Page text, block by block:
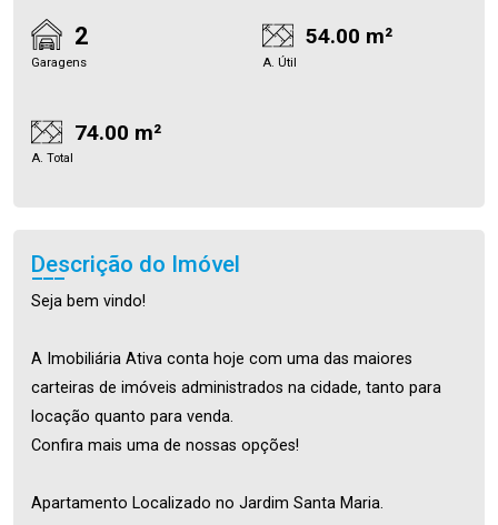
2
Garagens
54.00 m²
A. Útil
74.00 m²
A. Total
Descrição do Imóvel
Seja bem vindo!
A Imobiliária Ativa conta hoje com uma das maiores
carteiras de imóveis administrados na cidade, tanto para
locação quanto para venda.
Confira mais uma de nossas opções!
Apartamento Localizado no Jardim Santa Maria.